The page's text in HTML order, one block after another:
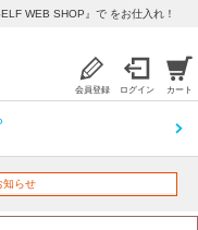
WEB SHOP』で をお仕入れ！
会員登録 ログイン カート
知らせ